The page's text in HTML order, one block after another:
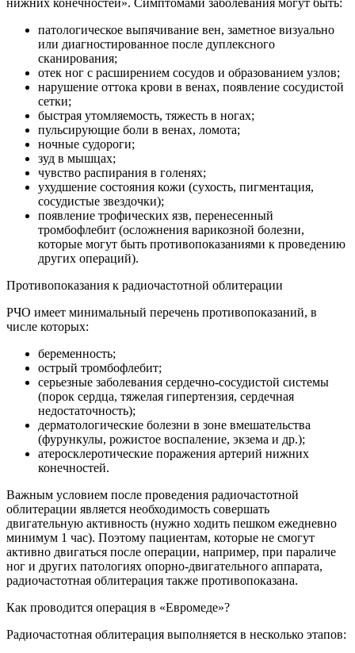
патологическое выпячивание вен, заметное визуально
или диагностированное после дуплексного
сканирования;
отек ног с расширением сосудов и образованием узлов;
нарушение оттока крови в венах, появление сосудистой
сетки;
быстрая утомляемость, тяжесть в ногах;
пульсирующие боли в венах, ломота;
ночные судороги;
зуд в мышцах;
чувство распирания в голенях;
ухудшение состояния кожи (сухость, пигментация,
сосудистые звездочки);
появление трофических язв, перенесенный
тромбофлебит (осложнения варикозной болезни,
которые могут быть противопоказаниями к проведению
других операций).
Противопоказания к радиочастотной облитерации
РЧО имеет минимальный перечень противопоказаний, в
числе которых:
беременность;
острый тромбофлебит;
серьезные заболевания сердечно-сосудистой системы
(порок сердца, тяжелая гипертензия, сердечная
недостаточность);
дерматологические болезни в зоне вмешательства
(фурункулы, рожистое воспаление, экзема и др.);
атеросклеротические поражения артерий нижних
конечностей.
Важным условием после проведения радиочастотной
облитерации является необходимость совершать
двигательную активность (нужно ходить пешком ежедневно
минимум 1 час). Поэтому пациентам, которые не смогут
активно двигаться после операции, например, при параличе
ног и других патологиях опорно-двигательного аппарата,
радиочастотная облитерация также противопоказана.
Как проводится операция в «Евромеде»?
Радиочастотная облитерация выполняется в несколько этапов: